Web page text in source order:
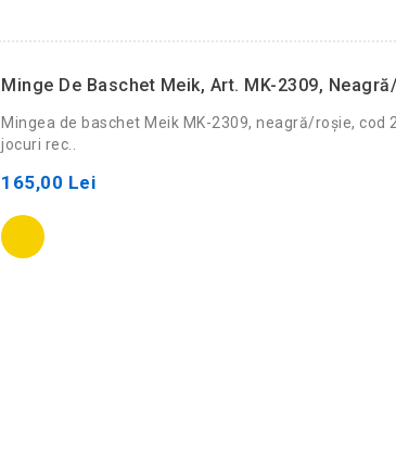
Minge De Baschet Meik, Art. MK-2309,
Mingea de baschet Meik MK-2309, neagră/roșie,
jocuri rec..
165,00 Lei